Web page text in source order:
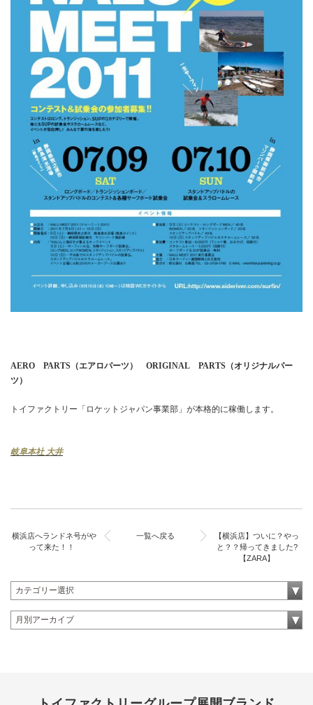
AERO PARTS （エアロパーツ） ORIGINAL PARTS （オリジナルパー
ツ）
トイファクトリー「ロケットジャパン事業部」が本格的に稼働します。
岐阜本社 大井
横浜店へランドネ号がや
って来た！！
一覧へ戻る
【横浜店】ついに？やっ
と？？帰ってきました?
【ZARA】